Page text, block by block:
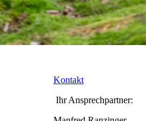
Kontakt
Ihr Ansprechpartner: